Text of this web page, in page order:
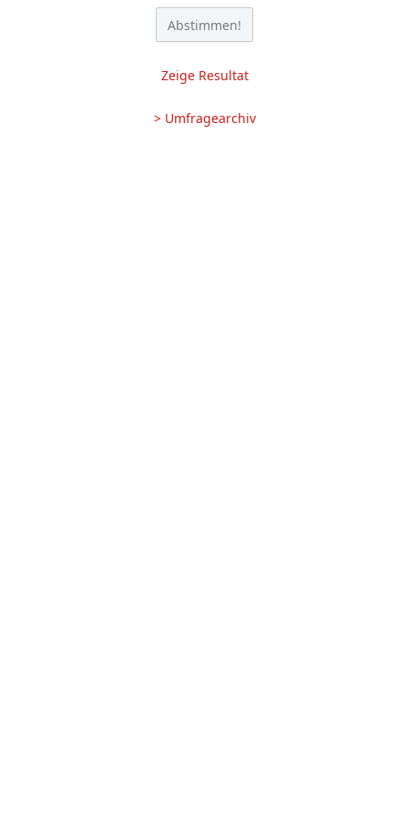
Zeige Resultat
> Umfragearchiv